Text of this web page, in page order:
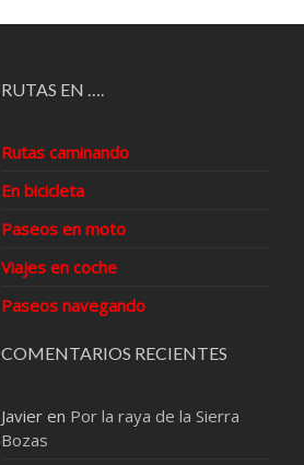
RUTAS EN ….
Rutas caminando
En bicicleta
Paseos en moto
Viajes en coche
Paseos navegando
COMENTARIOS RECIENTES
Javier en Por la raya de la Sierra
Bozas